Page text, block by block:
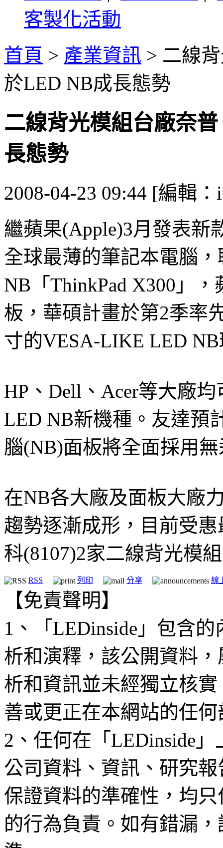
客製化活動
首頁 > 產業資訊 > 二線
於LED NB成長態勢
二線背光模組台廠奈
長態勢
2008-04-23 09:44 [編輯：
繼蘋果(Apple)3月發表新
全球最薄的筆記本電腦
NB「ThinkPad X300」
板，華碩計畫於第2季率
寸的VESA-LIKE LED
HP、Dell、Acer等大廠
LED NB新機種。友達預
腦(NB)面板將全面採用
在NB各大廠及面板大廠
趨勢逐漸成形，目前受
科(8107)2家二線背光模
RSS 列印 分享 線
【免責聲明】
1、「LEDinside」包含
析和演釋，該公開資料
析和資訊並未經獨立核
善或更正在本網站的任
2、任何在「LEDinside
公司資料、資訊、研究
保證資料的準確性，均
的行為負責。如有錯漏